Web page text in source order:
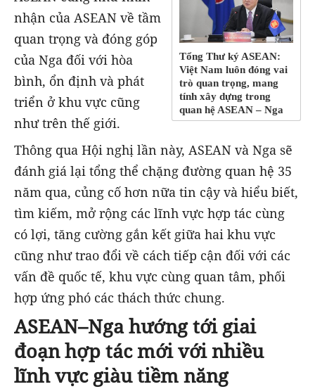
Tổng Thư ký ASEAN:
Việt Nam luôn đóng vai
trò quan trọng, mang
tính xây dựng trong
quan hệ ASEAN – Nga
nhận của ASEAN về tầm
quan trọng và đóng góp
của Nga đối với hòa
bình, ổn định và phát
triển ở khu vực cũng
như trên thế giới.
Thông qua Hội nghị lần này, ASEAN và Nga sẽ
đánh giá lại tổng thể chặng đường quan hệ 35
năm qua, củng cố hơn nữa tin cậy và hiểu biết,
tìm kiếm, mở rộng các lĩnh vực hợp tác cùng
có lợi, tăng cường gắn kết giữa hai khu vực
cũng như trao đổi về cách tiếp cận đối với các
vấn đề quốc tế, khu vực cùng quan tâm, phối
hợp ứng phó các thách thức chung.
ASEAN–Nga hướng tới giai
đoạn hợp tác mới với nhiều
lĩnh vực giàu tiềm năng